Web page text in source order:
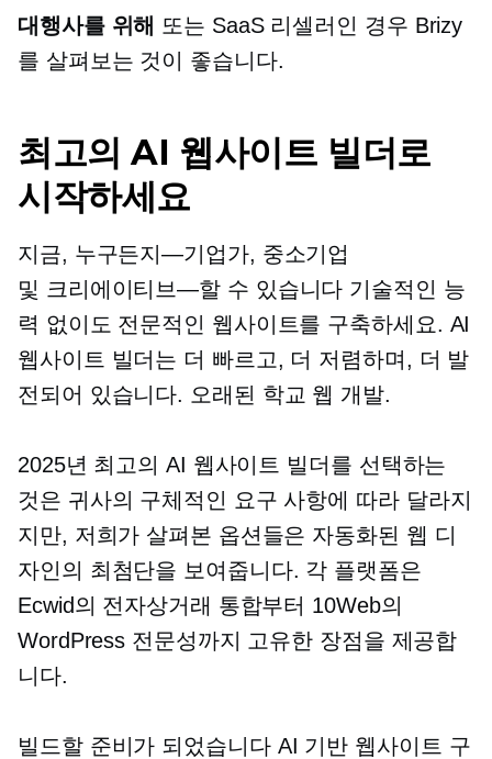
대행사를 위해 또는 SaaS 리셀러인 경우 Brizy
를 살펴보는 것이 좋습니다.
최고의 AI 웹사이트 빌더로
시작하세요
지금, 누구든지—기업가, 중소기업
및 크리에이티브—할 수 있습니다 기술적인 능
력 없이도 전문적인 웹사이트를 구축하세요. AI
웹사이트 빌더는 더 빠르고, 더 저렴하며, 더 발
전되어 있습니다. 오래된 학교 웹 개발.
2025년 최고의 AI 웹사이트 빌더를 선택하는
것은 귀사의 구체적인 요구 사항에 따라 달라지
지만, 저희가 살펴본 옵션들은 자동화된 웹 디
자인의 최첨단을 보여줍니다. 각 플랫폼은
Ecwid의 전자상거래 통합부터 10Web의
WordPress 전문성까지 고유한 장점을 제공합
니다.
빌드할 준비가 되었습니다 AI 기반 웹사이트 구